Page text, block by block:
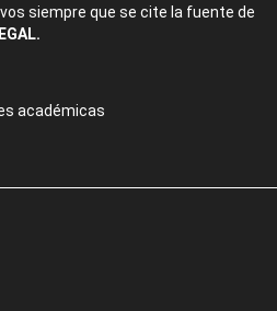
siempre que se cite la fuente de
académicas